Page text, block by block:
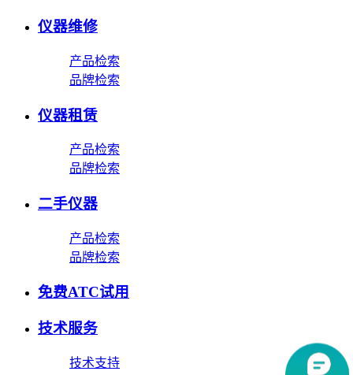
仪器维修
产品检索
品牌检索
仪器租赁
产品检索
品牌检索
二手仪器
产品检索
品牌检索
免费ATC试用
技术服务
技术支持